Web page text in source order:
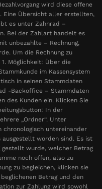
wird diese offene
Eine Übersicht aller erstellten,
es unter Zahnrad –
Bei der Zahlart handelt es
unbezahlte – Rechnung,
Um die Rechnung zu
Möglichkeit: Über die
im Kassensystem
in seinen Stammdaten
-Backoffice – Stammdaten
des Kunden ein. Klicken Sie
In der
„Ordner“. Unter
chronologisch untereinander
worden sind. Es ist
gestellt wurde, welcher Betrag
noch offen, also zu
zu begleichen, klicken sie
Betrag und den
zur Zahlung wird sowohl